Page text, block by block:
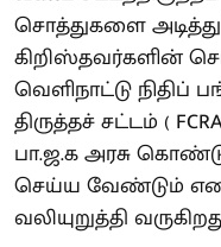
சொத்துகளை
கிறிஸ்தவர்களின்
வெளிநாட்டு நிதிப்
திருத்தச் சட்டம் (
பா.ஜ.க அரசு
செய்ய வேண்டும் என
வலியுறுத்தி